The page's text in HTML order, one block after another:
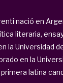
nació en
literaria,
la Universidad
en la
latina